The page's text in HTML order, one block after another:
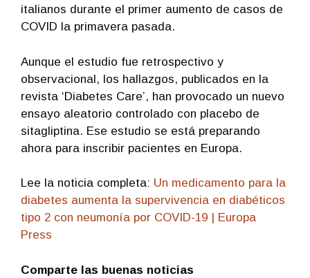
italianos durante el primer aumento de casos de
COVID la primavera pasada.
Aunque el estudio fue retrospectivo y
observacional, los hallazgos, publicados en la
revista ‘Diabetes Care’, han provocado un nuevo
ensayo aleatorio controlado con placebo de
sitagliptina. Ese estudio se está preparando
ahora para inscribir pacientes en Europa.
Lee la noticia completa: Un medicamento para la
diabetes aumenta la supervivencia en diabéticos
tipo 2 con neumonía por COVID-19 | Europa
Press
Comparte las buenas noticias